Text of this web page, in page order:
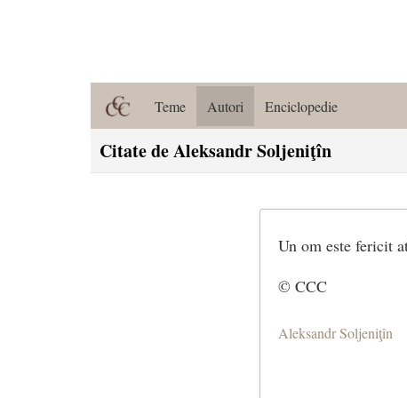
Teme Autori Enciclopedie
Citate de Aleksandr Soljeniţîn
Un om este fericit
© CCC
Aleksandr Soljeniţîn